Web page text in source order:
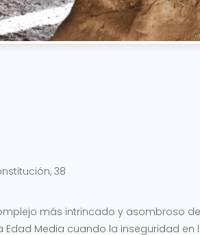
38
más intrincado y asombroso
Edad Media cuando la inseguridad en